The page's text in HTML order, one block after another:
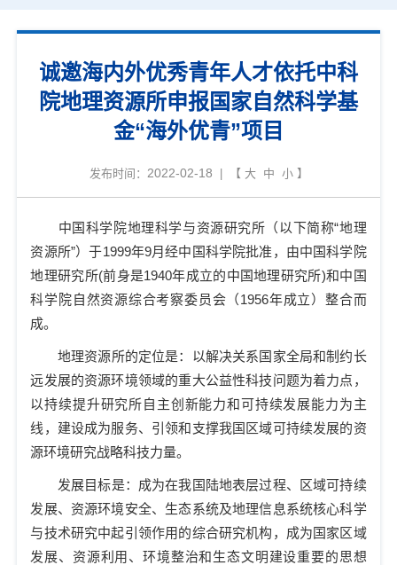
诚邀海内外优秀青年人才依托中科
院地理资源所申报国家自然科学基
金“海外优青”项目
发布时间： 2022-02-18 | 【 大 中 小】
中国科学院地理科学与资源研究所（以下简称“地理
资源所”）于1999年9月经中国科学院批准，由中国科学院
地理研究所(前身是1940年成立的中国地理研究所)和中国
科学院自然资源综合考察委员会（1956年成立）整合而
成。
地理资源所的定位是：以解决关系国家全局和制约长
远发展的资源环境领域的重大公益性科技问题为着力点，
以持续提升研究所自主创新能力和可持续发展能力为主
线，建设成为服务、引领和支撑我国区域可持续发展的资
源环境研究战略科技力量。
发展目标是：成为在我国陆地表层过程、区域可持续
发展、资源环境安全、生态系统及地理信息系统核心科学
与技术研究中起引领作用的综合研究机构，成为国家区域
发展、资源利用、环境整治和生态文明建设重要的思想